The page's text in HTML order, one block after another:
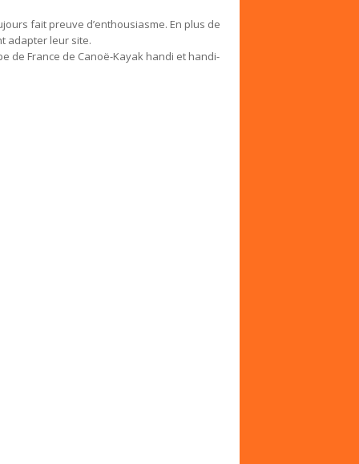
fait preuve d’enthousiasme. En plus de
adapter leur site.
de France de Canoë-Kayak handi et handi-